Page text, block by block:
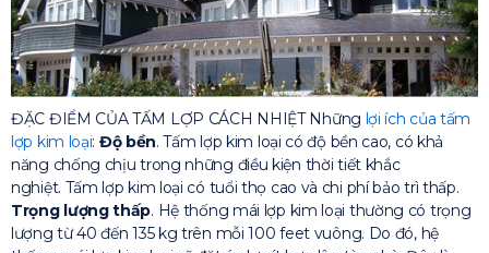
ĐẶC ĐIỂM CỦA TẤM LỢP CÁCH NHIỆTNhững lợi ích của tấm
lợp kim loại: Độ bền. Tấm lợp kim loại có độ bền cao, có khả
năng chống chịu trong những điều kiện thời tiết khắc
nghiệt. Tấm lợp kim loại có tuổi thọ cao và chi phí bảo trì thấp.
Trọng lượng thấp. Hệ thống mái lợp kim loại thường có trọng
lượng từ 40 đến 135 kg trên mỗi 100 feet vuông. Do đó, hệ